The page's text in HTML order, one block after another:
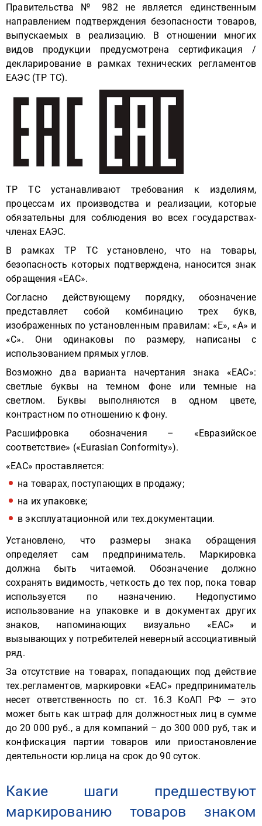
Правительства № 982 не является единственным
направлением подтверждения безопасности товаров,
выпускаемых в реализацию. В отношении многих
видов продукции предусмотрена сертификация /
декларирование в рамках технических регламентов
ЕАЭС (ТР ТС).
ТР ТС устанавливают требования к изделиям,
процессам их производства и реализации, которые
обязательны для соблюдения во всех государствах-
членах ЕАЭС.
В рамках ТР ТС установлено, что на товары,
безопасность которых подтверждена, наносится знак
обращения «ЕАС».
Согласно действующему порядку, обозначение
представляет собой комбинацию трех букв,
изображенных по установленным правилам: «E», «A» и
«C». Они одинаковы по размеру, написаны с
использованием прямых углов.
Возможно два варианта начертания знака «ЕАС»:
светлые буквы на темном фоне или темные на
светлом. Буквы выполняются в одном цвете,
контрастном по отношению к фону.
Расшифровка обозначения – «Евразийское
соответствие» («Eurasian Conformity»).
«EAC» проставляется:
на товарах, поступающих в продажу;
на их упаковке;
в эксплуатационной или тех.документации.
Установлено, что размеры знака обращения
определяет сам предприниматель. Маркировка
должна быть читаемой. Обозначение должно
сохранять видимость, четкость до тех пор, пока товар
используется по назначению. Недопустимо
использование на упаковке и в документах других
знаков, напоминающих визуально «EAC» и
вызывающих у потребителей неверный ассоциативный
ряд.
За отсутствие на товарах, попадающих под действие
тех.регламентов, маркировки «EAC» предприниматель
несет ответственность по ст. 16.3 КоАП РФ — это
может быть как штраф для должностных лиц в сумме
до 20 000 руб., а для компаний – до 300 000 руб, так и
конфискация партии товаров или приостановление
деятельности юр.лица на срок до 90 суток.
Какие шаги предшествуют
маркированию товаров знаком